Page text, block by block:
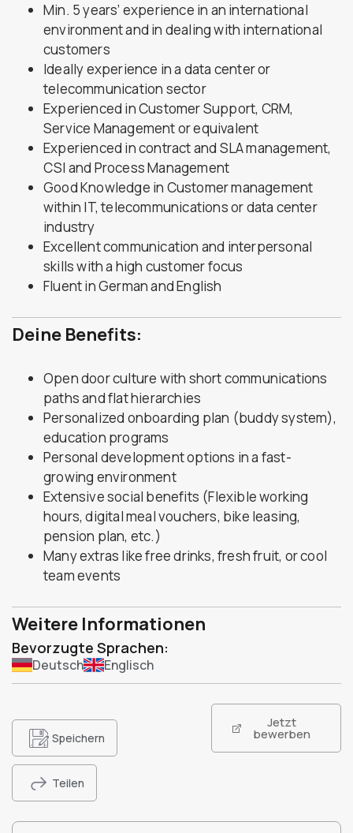
Min. 5 years’ experience in an international
environment and in dealing with international
customers
Ideally experience in a data center or
telecommunication sector
Experienced in Customer Support, CRM,
Service Management or equivalent
Experienced in contract and SLA management,
CSI and Process Management
Good Knowledge in Customer management
within IT, telecommunications or data center
industry
Excellent communication and interpersonal
skills with a high customer focus
Fluent in German and English
Deine Benefits:
Open door culture with short communications
paths and flat hierarchies
Personalized onboarding plan (buddy system),
education programs
Personal development options in a fast-
growing environment
Extensive social benefits (Flexible working
hours, digital meal vouchers, bike leasing,
pension plan, etc.)
Many extras like free drinks, fresh fruit, or cool
team events
Weitere Informationen
Bevorzugte Sprachen:
Deutsch Englisch
Speichern
Teilen
Jetzt
bewerben